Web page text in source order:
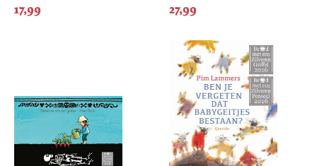
17,99
27,99